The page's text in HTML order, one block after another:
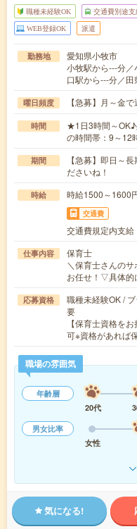
職種未経験OK 交通費別途支
WEB登録OK 派遣
勤務地
愛知県小牧市
小牧駅から---分
口駅から---分／
曜日頻度 【急募】月～金
時間
★1日3時間～OK♪
の時間帯：9～12
期間
【急募】即日～
ださいね！
時給 時給1500～
交通費
交通費規定内支給
仕事内容
保育士
＼保育士さんの
お任せ！▽具体
応募資格
職種未経験OK /
要
【保育士資格を
可※資格があれば
職場の雰囲気
年齢層
20代
男女比率
女性
気になる!